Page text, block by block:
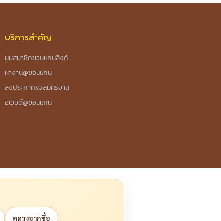
บริการสำคัญ
มุมสมาชิกขอนแก่นลิงก์
หางาน@ขอนแก่น
ลงประกาศรับสมัครงาน
อีเวนต์@ขอนแก่น
ดูดวงจากชื่อ